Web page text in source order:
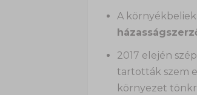
A környékbeliek
2017 elején
tartották szem
környezet